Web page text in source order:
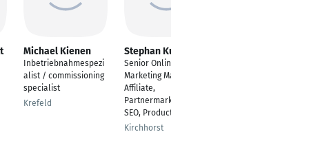
Michael Kienen
Inbetriebnahmespezi
alist / commissioning
specialist
Krefeld
Stephan Kunze
Senior Online
Marketing Manager -
Affiliate,
Partnermarketing,
SEO, ProductData
Kirchhorst